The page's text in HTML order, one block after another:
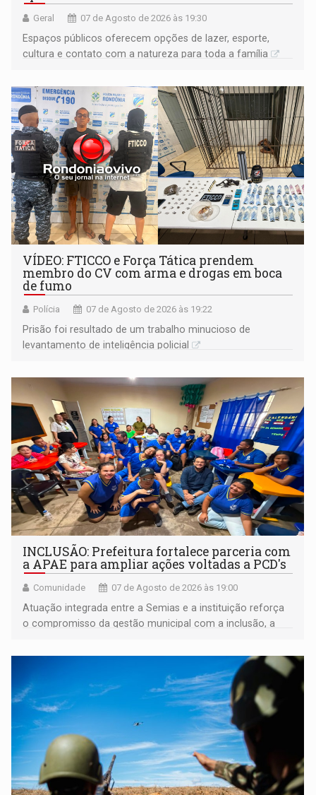
Geral 07 de Agosto de 2026 às 19:30
Espaços públicos oferecem opções de lazer, esporte,
cultura e contato com a natureza para toda a família
VÍDEO: FTICCO e Força Tática prendem
membro do CV com arma e drogas em boca
de fumo
Polícia 07 de Agosto de 2026 às 19:22
Prisão foi resultado de um trabalho minucioso de
levantamento de inteligência policial
INCLUSÃO: Prefeitura fortalece parceria com
a APAE para ampliar ações voltadas a PCD's
Comunidade 07 de Agosto de 2026 às 19:00
Atuação integrada entre a Semias e a instituição reforça
o compromisso da gestão municipal com a inclusão, a